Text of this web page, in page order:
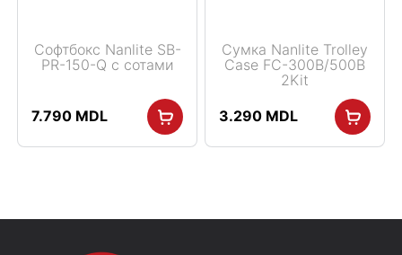
Софтбокс Nanlite SB-
PR-150-Q с сотами
7.790 MDL
Сумка Nanlite Trolley
Case FC-300B/500B
2Kit
3.290 MDL